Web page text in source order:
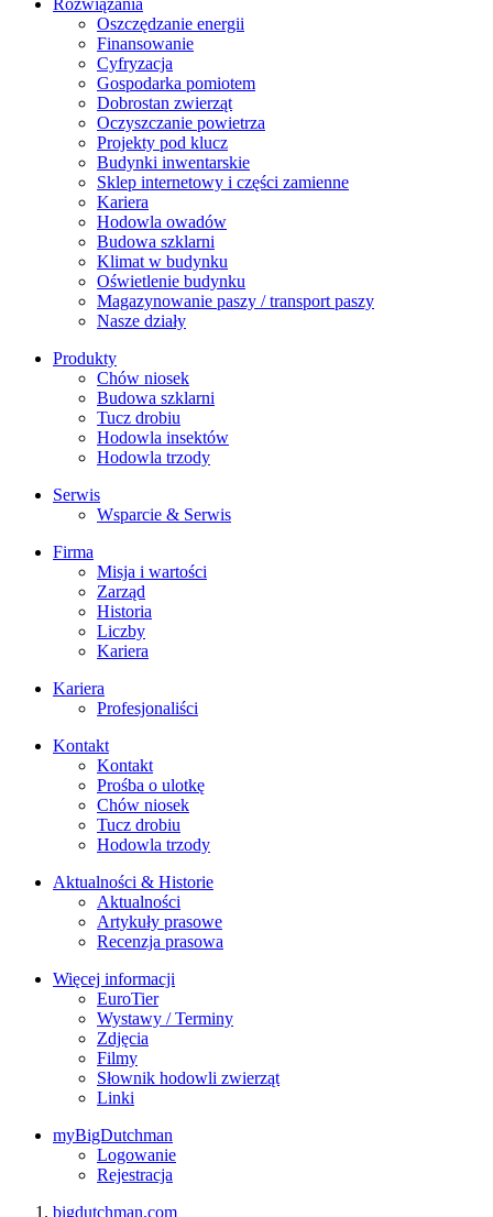
Rozwiązania
​Oszczędzanie energii
Finansowanie
Cyfryzacja
Gospodarka pomiotem
Dobrostan zwierząt
Oczyszczanie powietrza
Projekty pod klucz
Budynki inwentarskie
Sklep internetowy i części zamienne
Kariera
Hodowla owadów
Budowa szklarni
Klimat w budynku
Oświetlenie budynku
Magazynowanie paszy / transport paszy
Nasze działy
Produkty
Chów niosek
Budowa szklarni
Tucz drobiu
Hodowla insektów
Hodowla trzody
Serwis
Wsparcie & Serwis
Firma
Misja i wartości
Zarząd
Historia
Liczby
Kariera
Kariera
Profesjonaliści
Kontakt
Kontakt
Prośba o ulotkę
Chów niosek
Tucz drobiu
Hodowla trzody
Aktualności & Historie
Aktualności
Artykuły prasowe
Recenzja prasowa
Więcej informacji
EuroTier
Wystawy / Terminy
Zdjęcia
Filmy
Słownik hodowli zwierząt
Linki
myBigDutchman
Logowanie
Rejestracja
bigdutchman.com